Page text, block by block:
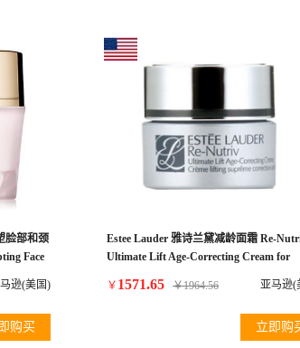
脸部和颈
Face
逊(美国)
购买
Estee Lauder 雅诗兰黛减龄面霜 Re-
Ultimate Lift Age-Correcting Cream for
￥ 1571.65 ￥1964.56 亚马逊(
立即购